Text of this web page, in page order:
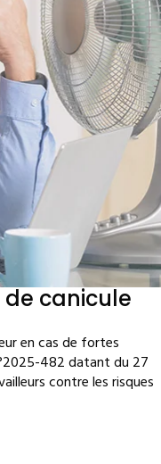
canicule
en cas de fortes
482 datant du 27
contre les risques